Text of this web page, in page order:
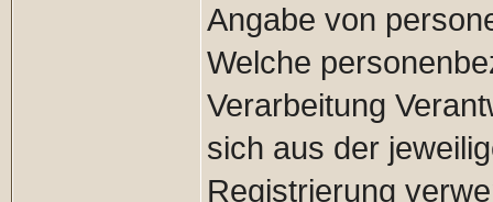
Angabe von
Welche
Verarbeitung
sich aus der
Registrierung